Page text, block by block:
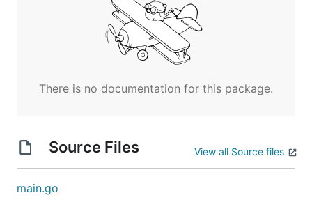
2.在 utils/validation.go注册你的验证函数即
3.一些小工具
事务工具 支持嵌套事务
4.api自动文档 自动分析代码生成md格式文档
There is no documentation for this package.
Source Files View all Source files
main.go